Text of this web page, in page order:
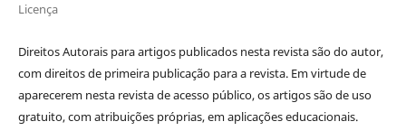
Licença
Direitos Autorais para artigos publicados nesta revista são do autor,
com direitos de primeira publicação para a revista. Em virtude de
aparecerem nesta revista de acesso público, os artigos são de uso
gratuito, com atribuições próprias, em aplicações educacionais.